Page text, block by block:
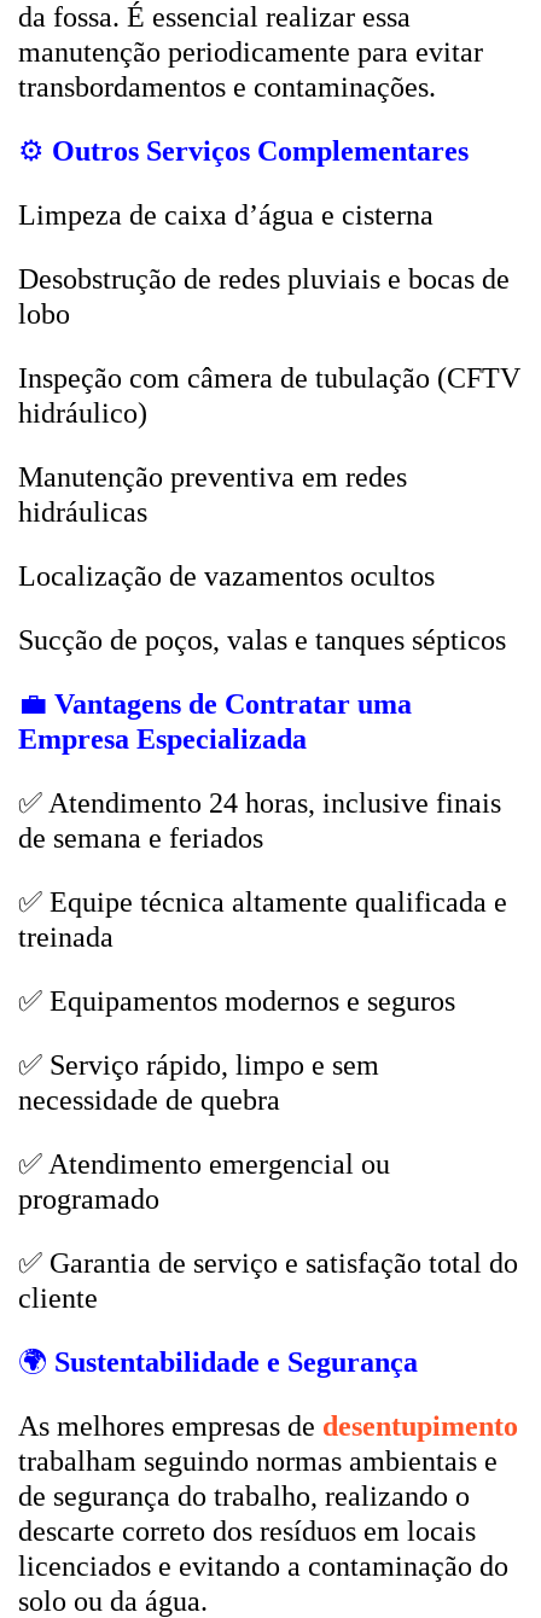
da fossa. É essencial realizar essa
manutenção periodicamente para evitar
transbordamentos e contaminações.
⚙️ Outros Serviços Complementares
Limpeza de caixa d’água e cisterna
Desobstrução de redes pluviais e bocas de
lobo
Inspeção com câmera de tubulação (CFTV
hidráulico)
Manutenção preventiva em redes
hidráulicas
Localização de vazamentos ocultos
Sucção de poços, valas e tanques sépticos
💼 Vantagens de Contratar uma
Empresa Especializada
✅ Atendimento 24 horas, inclusive finais
de semana e feriados
✅ Equipe técnica altamente qualificada e
treinada
✅ Equipamentos modernos e seguros
✅ Serviço rápido, limpo e sem
necessidade de quebra
✅ Atendimento emergencial ou
programado
✅ Garantia de serviço e satisfação total do
cliente
🌍 Sustentabilidade e Segurança
As melhores empresas de desentupimento
trabalham seguindo normas ambientais e
de segurança do trabalho, realizando o
descarte correto dos resíduos em locais
licenciados e evitando a contaminação do
solo ou da água.